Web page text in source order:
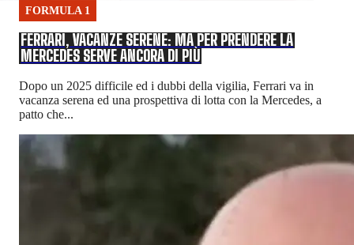
FORMULA 1
FERRARI, VACANZE SERENE: MA PER PRENDERE LA
MERCEDES SERVE ANCORA DI PIÙ
Dopo un 2025 difficile ed i dubbi della vigilia, Ferrari va in
vacanza serena ed una prospettiva di lotta con la Mercedes, a
patto che...